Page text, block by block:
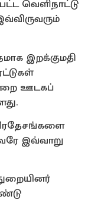
வெளிநாட்டு
இறக்குமதி
ஊடகப்
இவ்வாறு